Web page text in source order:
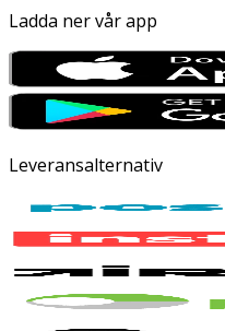
Ladda ner vår app
Leveransalternativ